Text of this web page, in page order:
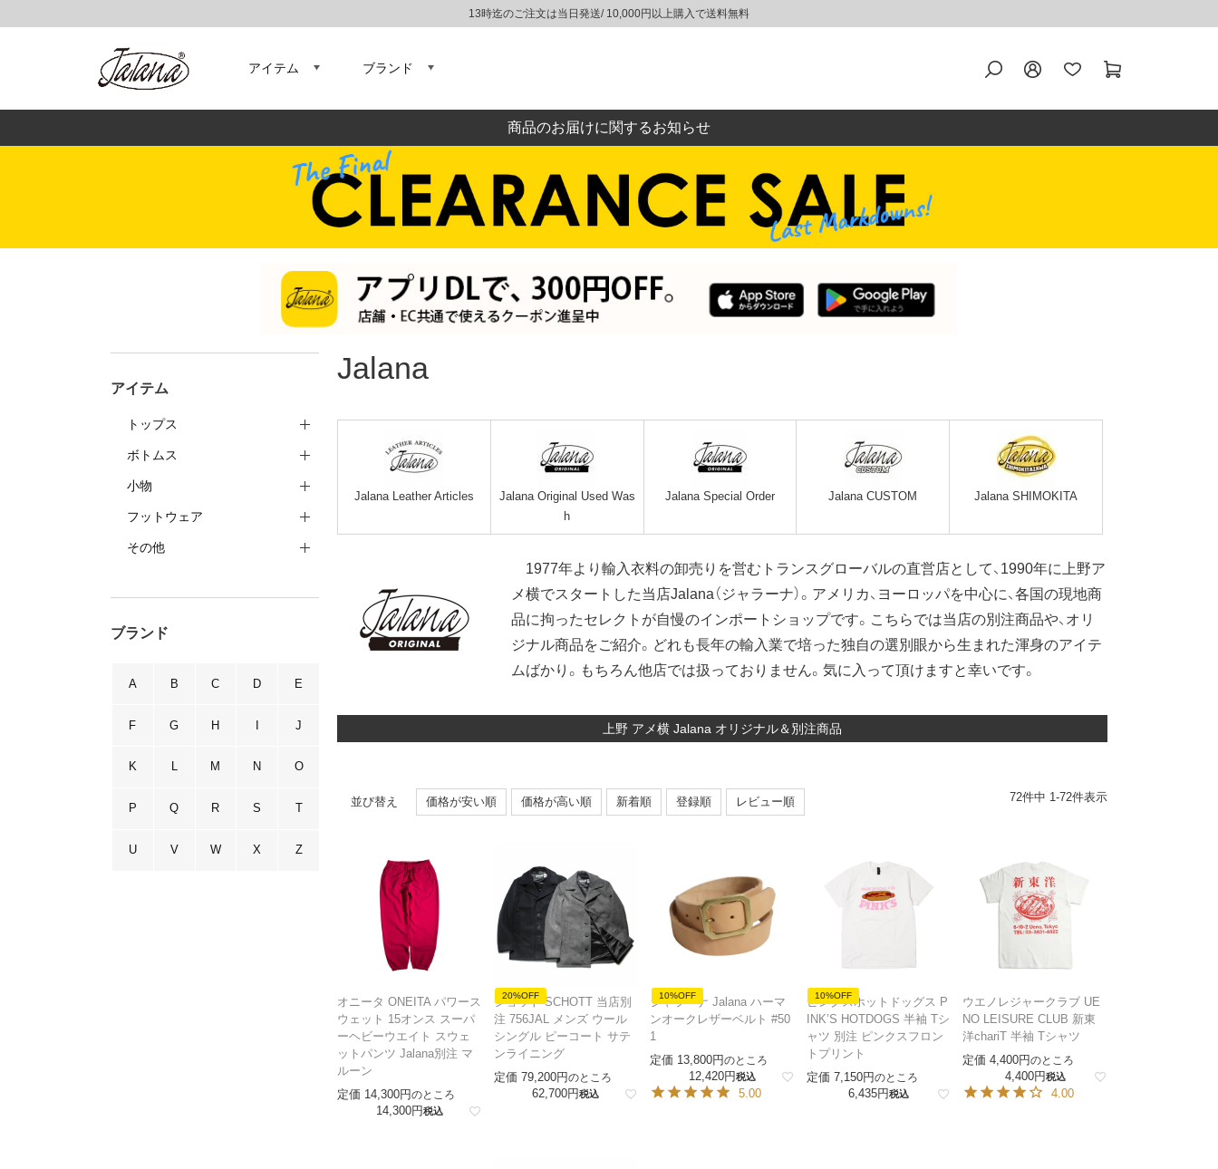
13時迄のご注文は当日発送/ 10,000円以上購入で送料無料
アイテム ブランド
商品のお届けに関するお知らせ
アイテム
トップス
ボトムス
小物
フットウェア
その他
ブランド
A B C D E
F G H I J
K L M N O
P Q R S T
U V W X Z
Jalana
Jalana Leather Articles
Jalana Original Used Was
h
Jalana Special Order Jalana CUSTOM Jalana SHIMOKITA
1977年より輸入衣料の卸売りを営むトランスグローバルの直営店として、1990年に上野ア
メ横でスタートした当店Jalana（ジャラーナ）。アメリカ、ヨーロッパを中心に、各国の現地商
品に拘ったセレクトが自慢のインポートショップです。こちらでは当店の別注商品や、オリ
ジナル商品をご紹介。どれも長年の輸入業で培った独自の選別眼から生まれた渾身のアイテ
ムばかり。もちろん他店では扱っておりません。気に入って頂けますと幸いです。
上野 アメ横 Jalana オリジナル＆別注商品
並び替え 価格が安い順 価格が高い順 新着順 登録順 レビュー順 72件中 1-72件表示
オニータ ONEITA パワース
ウェット 15オンス スーパ
ーヘビーウエイト スウェ
ットパンツ Jalana別注 マ
ルーン
定価 14,300 のところ
14,300 税込
20%OFF
ショット SCHOTT 当店別
注 756JAL メンズ ウール
シングル ピーコート サテ
ンライニング
定価 79,200 のところ
62,700 税込
10%OFF
ジャラーナ Jalana ハーマ
ンオークレザーベルト #50
1
定価 13,800 のところ
12,420 税込
5.00
10%OFF
ピンクスホットドッグス P
INK’S HOTDOGS 半袖 Tシ
ャツ 別注 ピンクスフロン
トプリント
定価 7,150 のところ
6,435 税込
ウエノレジャークラブ UE
NO LEISURE CLUB 新東
洋chariT 半袖 Tシャツ
定価 4,400 のところ
4,400 税込
4.00